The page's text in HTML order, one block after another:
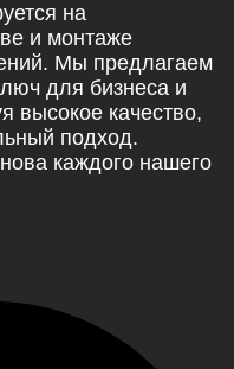
на
и монтаже
Мы предлагаем
для бизнеса и
высокое качество,
подход.
каждого нашего